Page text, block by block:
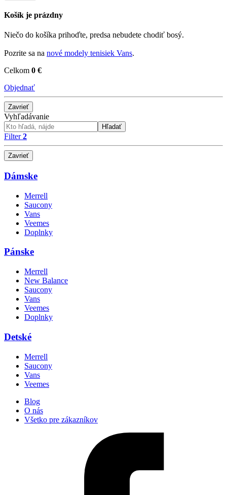
Košík je prázdny
Niečo do košíka prihoďte, predsa nebudete chodiť bosý.
Pozrite sa na nové modely tenisiek Vans.
Celkom 0 €
Objednať
Zavrieť
Vyhľadávanie
Hľadať
Filter2
Zavrieť
Dámske
Merrell
Saucony
Vans
Veemes
Doplnky
Pánske
Merrell
New Balance
Saucony
Vans
Veemes
Doplnky
Detské
Merrell
Saucony
Vans
Veemes
Blog
O nás
Všetko pre zákazníkov